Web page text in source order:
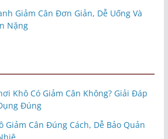
Giảm Cân Đơn Giản, Dễ Uống Và
Nặng
Khô Có Giảm Cân Không? Giải Đáp
Đúng
Giảm Cân Đúng Cách, Dễ Bảo Quản